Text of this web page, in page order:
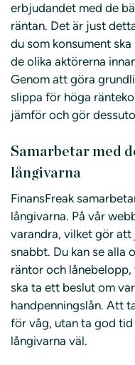
erbjudandet med de
räntan. Det är just
du som konsument
de olika aktörerna
Genom att göra
slippa för höga
jämför och gör
Samarbetar med
långivarna
FinansFreak
långivarna. På vår
varandra, vilket gör
snabbt. Du kan se alla
räntor och
ska ta ett beslut om
handpenningslån. Att
för våg, utan ta god
långivarna väl.